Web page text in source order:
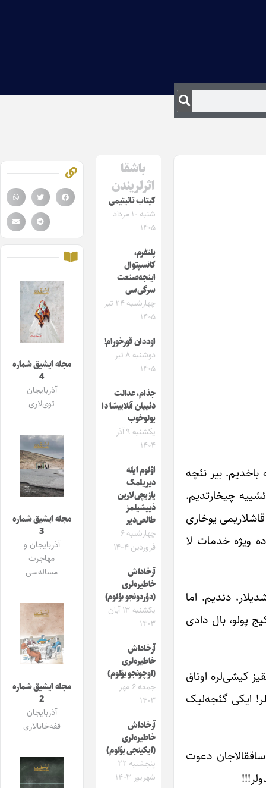
باخدیم. بیر نئچه
چیخارتدیم.
یوخاری
ویژه خدمات لا
دئدیم. اما
پولو، بال دادی
کیشی‌لره اوتاق
ایکی گئجه‌لیک
ساققالاجان دعوت
باشقا
اثرلریندن
کیتاب تانیتیمی
شنبه ۱۰ مرداد
۱۴۰۵
پلتفرم،
کانسپتوال
اینجه‌صنعت
سرگی‌سی
چهارشنبه ۲۴ تیر
۱۴۰۵
اوددان قورخورام!
دوشنبه ۸ تیر
۱۴۰۵
جذام، عدالت
دئییلن آنلاییشا دا
یولوخوب
یکشنبه ۹ آذر
۱۴۰۴
اؤلوم ایله
دیریلمک
یازیچی‌لارین
دَییشیلمز
طالعی‌دیر
چهارشنبه ۶
فروردین ۱۴۰۴
آرخاداش
خاطیره‌لری
(دؤردونجو بؤلوم)
یکشنبه ۱۳ آبان
۱۴۰۳
آرخاداش
خاطیره‌لری
(اوچونجو بؤلوم)
جمعه ۶ مهر
۱۴۰۳
آرخاداش
خاطیره‌لری
(ایکینجی بؤلوم)
پنجشنبه ۲۲
شهریور ۱۴۰۳
مجله ایشیق شماره
4
آذربایجان
توی‌لاری
مجله ایشیق شماره
3
آذربایجان و
مهاجرت
مساله‌سی
مجله ایشیق شماره
2
آذربایجان
قفه‌خانالاری